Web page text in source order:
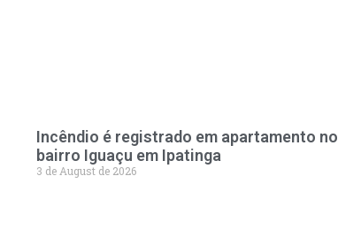
Incêndio é registrado em apartamento no
bairro Iguaçu em Ipatinga
3 de August de 2026